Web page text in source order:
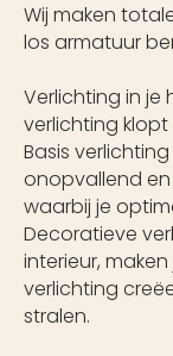
Wij maken
los armatuur
Verlichting in je
verlichting klopt
Basis
onopvallend en
waarbij je
Decoratieve
interieur,
verlichting
stralen.